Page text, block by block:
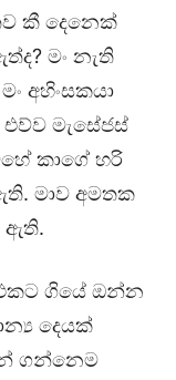
කී දෙනෙක්
මං නැති
අහිංසකයා
මැසේජස්
කාගේ හරි
මාව අමතක
ඇති.
එකට ගියේ ඔන්න
දෙයක්
ගන්නෙම